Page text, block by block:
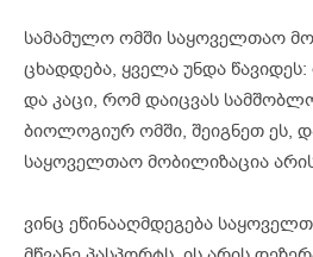
სამამულო ომში საყოველთაო
ცხადდება, ყველა უნდა
და კაცი, რომ დაიცვას
ბიოლოგიურ ომში, შეიგნეთ ეს,
საყოველთაო მობილიზაცია
ვინც ეწინააღმდეგება